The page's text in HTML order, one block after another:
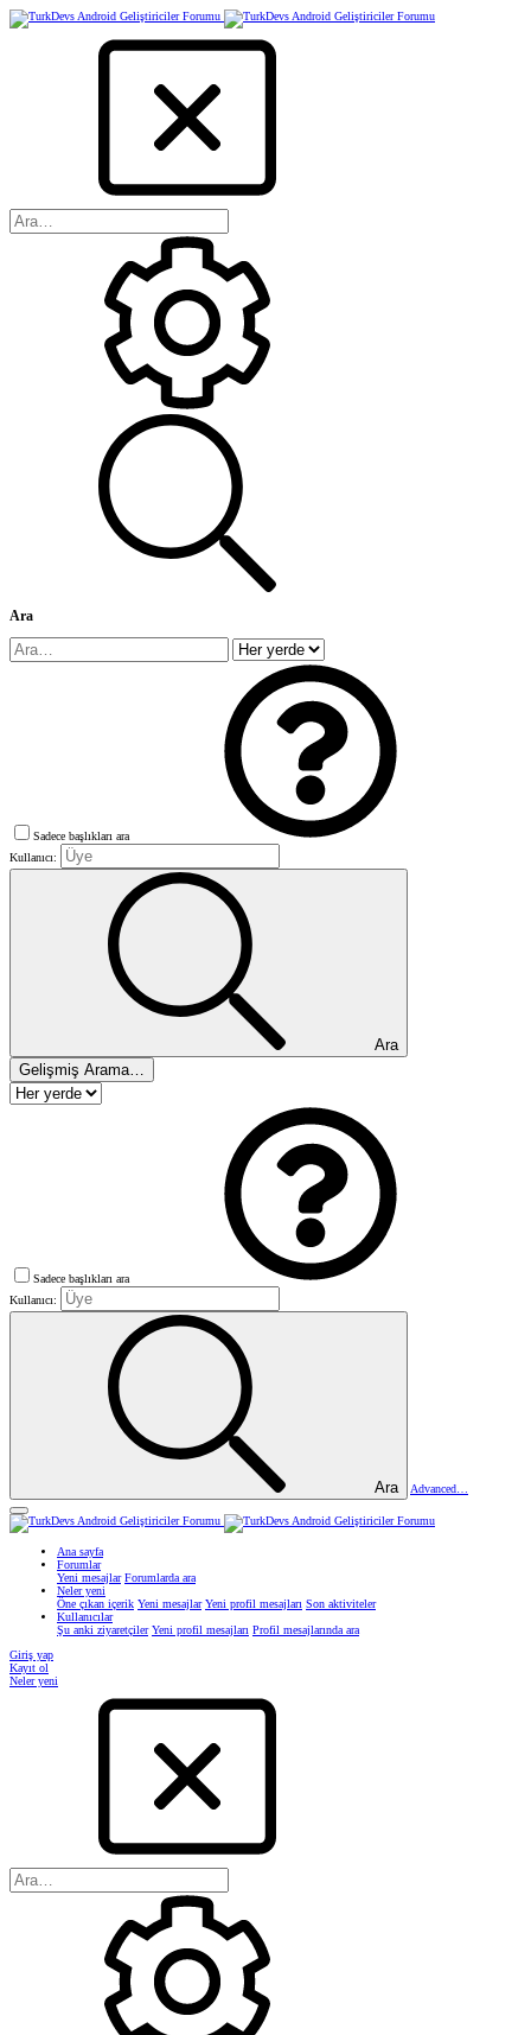
Ara
Sadece başlıkları ara
Kullanıcı:
Ara
Gelişmiş Arama…
Sadece başlıkları ara
Kullanıcı:
Ara Advanced…
Ana sayfa
Forumlar
Yeni mesajlar Forumlarda ara
Neler yeni
Öne çıkan içerik Yeni mesajlar Yeni profil mesajları Son aktiviteler
Kullanıcılar
Şu anki ziyaretçiler Yeni profil mesajları Profil mesajlarında ara
Giriş yap
Kayıt ol
Neler yeni